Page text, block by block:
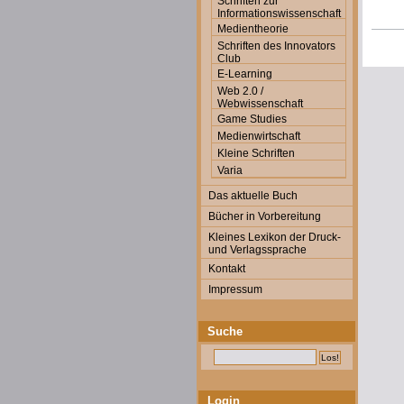
Informationswissenschaft
Medientheorie
Schriften des Innovators
Club
E-Learning
Web 2.0 /
Webwissenschaft
Game Studies
Medienwirtschaft
Kleine Schriften
Varia
Das aktuelle Buch
Bücher in Vorbereitung
Kleines Lexikon der Druck-
und Verlagssprache
Kontakt
Impressum
Suche
Login